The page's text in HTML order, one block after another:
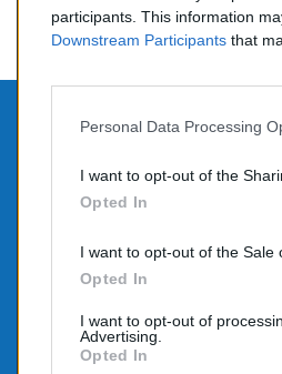
participants. This information
Downstream Participants that
Personal Data Processing
I want to opt-out of the
Opted In
I want to opt-out of the Sale
Opted In
I want to opt-out of
Advertising.
Opted In
TÉLÉPHONE:
COURRIEL :